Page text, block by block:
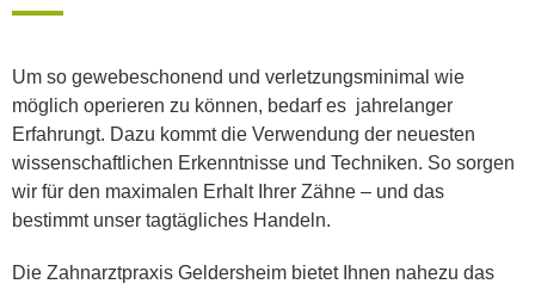
Um so gewebeschonend und verletzungsminimal wie
möglich operieren zu können, bedarf es jahrelanger
Erfahrungt. Dazu kommt die Verwendung der neuesten
wissenschaftlichen Erkenntnisse und Techniken. So sorgen
wir für den maximalen Erhalt Ihrer Zähne – und das
bestimmt unser tagtägliches Handeln.
Die Zahnarztpraxis Geldersheim bietet Ihnen nahezu das